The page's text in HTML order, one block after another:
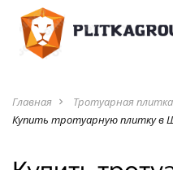
Главная navigate_next Тротуарная
Купить тротуарную плитку в